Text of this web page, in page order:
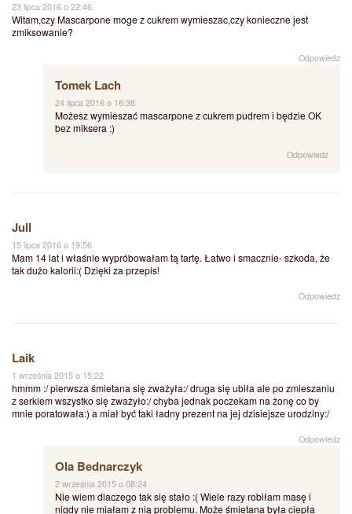
23 lipca 2016 o 22:46
Witam,czy Mascarpone moge z cukrem wymieszac,czy konieczne jest
zmiksowanie?
Odpowiedz
Tomek Lach
24 lipca 2016 o 16:38
Możesz wymieszać mascarpone z cukrem pudrem i będzie OK
bez miksera :)
Odpowiedz
Jull
15 lipca 2016 o 19:56
Mam 14 lat i właśnie wypróbowałam tą tartę. Łatwo i smacznie- szkoda, że
tak dużo kalorii:( Dzięki za przepis!
Odpowiedz
Laik
1 września 2015 o 15:22
hmmm :/ pierwsza śmietana się zważyła:/ druga się ubiła ale po zmieszaniu
z serkiem wszystko się zważyło:/ chyba jednak poczekam na żonę co by
mnie poratowała:) a miał być taki ładny prezent na jej dzisiejsze urodziny:/
Odpowiedz
Ola Bednarczyk
2 września 2015 o 08:24
Nie wiem dlaczego tak się stało :( Wiele razy robiłam masę i
nigdy nie miałam z nią problemu. Może śmietana była ciepła